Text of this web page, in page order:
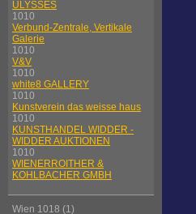
ULYSSES
1010
Verbund-Zentrale, Vertikale
Galerie
1010
V&V
1010
white8 GALLERY
1010
Kunstverein das weisse haus
1010
KUNSTHANDEL WIDDER -
WIDDER AUKTIONEN
1010
WIENERROITHER &
KOHLBACHER GMBH
Wien 1018 (1)